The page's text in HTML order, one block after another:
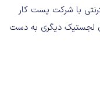
با شرکت پست کار
لجستیک دیگری به دست